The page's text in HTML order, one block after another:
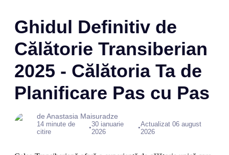
Ghidul Definitiv de
Călătorie Transiberian
2025 - Călătoria Ta de
Planificare Pas cu Pas
de Anastasia Maisuradze
14 minute de
citire
•30 ianuarie
2026
•Actualizat 06 august
2026